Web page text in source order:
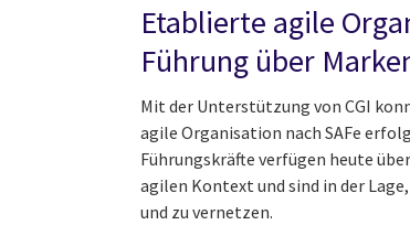
Etablierte agile
Führung über
Mit der Unterstützung von CGI
agile Organisation nach SAFe
Führungskräfte verfügen heute
agilen Kontext und sind in der
und zu vernetzen.